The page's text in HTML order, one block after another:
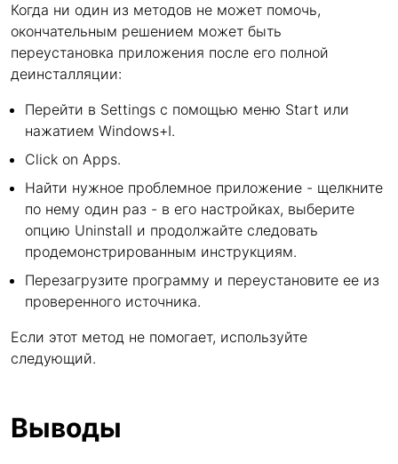
Когда ни один из методов не может помочь,
окончательным решением может быть
переустановка приложения после его полной
деинсталляции:
Перейти в Settings с помощью меню Start или
нажатием Windows+I.
Click on Apps.
Найти нужное проблемное приложение - щелкните
по нему один раз - в его настройках, выберите
опцию Uninstall и продолжайте следовать
продемонстрированным инструкциям.
Перезагрузите программу и переустановите ее из
проверенного источника.
Если этот метод не помогает, используйте
следующий.
Выводы